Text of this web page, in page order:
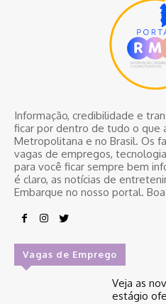
Informação, credibilidade e
ficar por dentro de tudo o que
Metropolitana e no Brasil. Os
vagas de empregos,
para você ficar sempre bem
é claro, as notícias de
Embarque no nosso portal.
Vagas de Emprego
Veja as
estágio